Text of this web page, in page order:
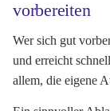
vorbereiten
Wer sich gut
und erreicht
allem, die eigene